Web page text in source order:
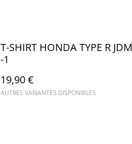
T-SHIRT HONDA TYPE R JDM
-1
19,90 €
AUTRES VARIANTES DISPONIBLES